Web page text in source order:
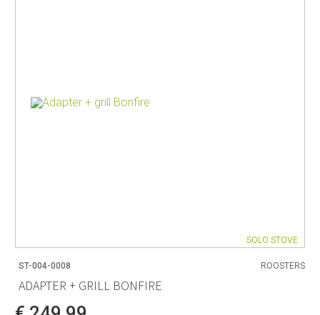
SOLO STOVE
ST-004-0008 ROOSTERS
ADAPTER + GRILL BONFIRE